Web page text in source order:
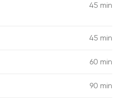
45 min
45 min
60 min
90 min